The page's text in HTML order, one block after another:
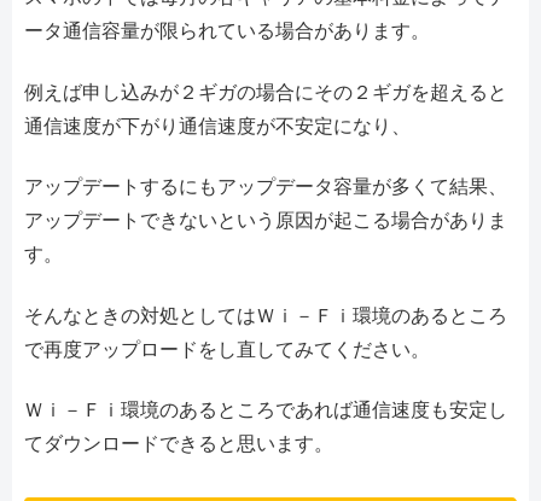
ータ通信容量が限られている場合があります。
例えば申し込みが２ギガの場合にその２ギガを超えると
通信速度が下がり通信速度が不安定になり、
アップデートするにもアップデータ容量が多くて結果、
アップデートできないという原因が起こる場合がありま
す。
そんなときの対処としてはＷｉ－Ｆｉ環境のあるところ
で再度アップロードをし直してみてください。
Ｗｉ－Ｆｉ環境のあるところであれば通信速度も安定し
てダウンロードできると思います。